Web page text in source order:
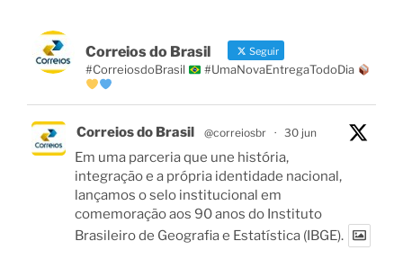
Correios do Brasil Seguir
#CorreiosdoBrasil #UmaNovaEntregaTodoDia
Correios do Brasil @correiosbr · 30 jun
Em uma parceria que une história,
integração e a própria identidade nacional,
lançamos o selo institucional em
comemoração aos 90 anos do Instituto
Brasileiro de Geografia e Estatística (IBGE).